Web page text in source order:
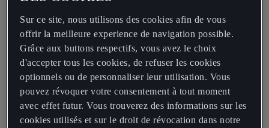
Sur ce site, nous utilisons des cookies afin de vous
offrir la meilleure experience de navigation possible.
Grâce aux buttons respectifs, vous avez le choix
d'accepter tous les cookies, de refuser les cookies
optionnels ou de personnaliser leur utilisation. Vous
pouvez révoquer votre consentement à tout moment
avec effet futur. Vous trouverez des informations sur les
cookies utilisés et sur le droit de révocation dans notre